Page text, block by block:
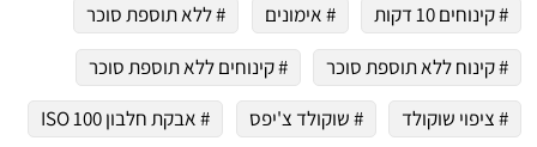
# קינוחים 10 דקות
# אימונים
# ללא תוספת סוכר
# קינוח ללא תוספת סוכר
# קינוחים ללא תוספת סוכר
# ציפוי שוקולד
# שוקולד צ'יפס
# אבקת חלבון ISO 100